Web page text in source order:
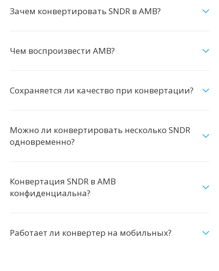
Зачем конвертировать SNDR в AMB?
Чем воспроизвести AMB?
Сохраняется ли качество при конвертации?
Можно ли конвертировать несколько SNDR
одновременно?
Конвертация SNDR в AMB
конфиденциальна?
Работает ли конвертер на мобильных?